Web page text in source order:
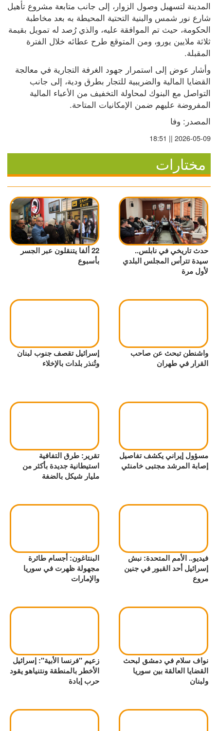
المقبلة.
المفروضة عليهم ضمن الإمكانيات المتاحة.
المصدر: وفا
2026-05-09 || 18:51
مختارات
حدث تاريخي في نابلس..
سيدة تترأس المجلس البلدي
لأول مرة
22 ألفا يتنقلون عبر الجسر
بأسبوع
واشنطن تبحث عن صاحب
القرار في طهران
إسرائيل تقصف جنوب لبنان
وتُنذر بلدات بالإخلاء
مسؤول إيراني يكشف تفاصيل
إصابة المرشد مجتبى خامنئي
تقرير: طرق التفافية
استيطانية جديدة بأكثر من
مليار شيكل بالضفة
فيديو.. الأمم المتحدة: نبش
إسرائيل أحد القبور في جنين
مروع
البنتاغون: أجسام طائرة
مجهولة ظهرت في سوريا
والإمارات
نواف سلام في دمشق لبحث
القضايا العالقة بين سوريا
ولبنان
زعيم "فرنسا الأبية": إسرائيل
الأخطر بالمنطقة ونتنياهو يقود
حرب إبادة